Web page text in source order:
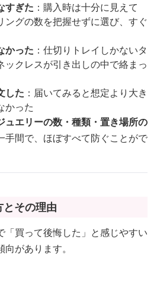
すぎた ：購入時は十分に見えて
ングの数を把握せずに選び、すぐ
かった ：仕切りトレイしかないタ
ックレスが引き出しの中で絡まっ
した ：届いてみると想定より大き
かった
ュエリーの数・種類・置き場所の
手間で、ほぼすべて防ぐことがで
その理由
「買って後悔した」と感じやすい
があります。